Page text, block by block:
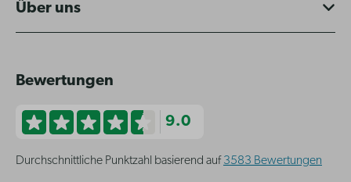
Über uns
Bewertungen
9.0
Durchschnittliche Punktzahl basierend auf 3583 Bewertungen